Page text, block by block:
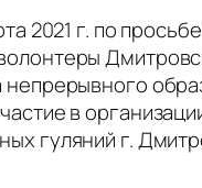
2021 г. по
непрерывного
в
гуляний г.